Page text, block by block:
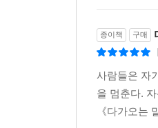
종이책 구매
사람들은 자
을 멈춘다.
《다가오는